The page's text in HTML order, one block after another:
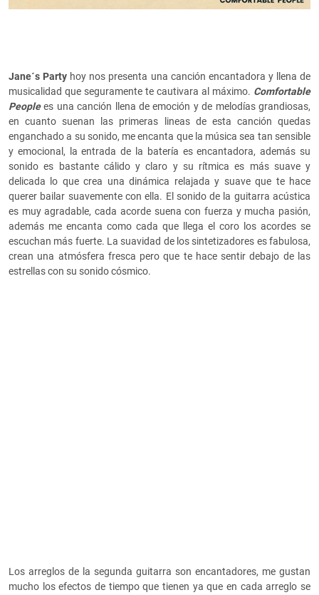
Jane´s Party hoy nos presenta una canción encantadora y llena de
musicalidad que seguramente te cautivara al máximo. Comfortable
Peoplees una canción llena de emoción y de melodías grandiosas,
en cuanto suenan las primeras lineas de esta canción quedas
enganchado a su sonido, me encanta que la música sea tan sensible
y emocional, la entrada de la batería es encantadora, además su
sonido es bastante cálido y claro y su rítmica es más suave y
delicada lo que crea una dinámica relajada y suave que te hace
querer bailar suavemente con ella. El sonido de la guitarra acústica
es muy agradable, cada acorde suena con fuerza y mucha pasión,
además me encanta como cada que llega el coro los acordes se
escuchan más fuerte. La suavidad de los sintetizadores es fabulosa,
crean una atmósfera fresca pero que te hace sentir debajo de las
estrellas con su sonido cósmico.
Los arreglos de la segunda guitarra son encantadores, me gustan
mucho los efectos de tiempo que tienen ya que en cada arreglo se